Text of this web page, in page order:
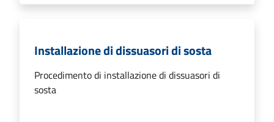
Installazione di dissuasori di sosta
Procedimento di installazione di dissuasori di
sosta